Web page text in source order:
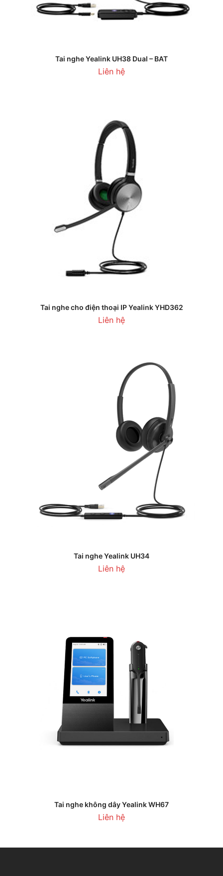
Tai nghe Yealink UH38 Dual – BAT
Liên hệ
Tai nghe cho điện thoại IP Yealink YHD362
Liên hệ
Tai nghe Yealink UH34
Liên hệ
Tai nghe không dây Yealink WH67
Liên hệ